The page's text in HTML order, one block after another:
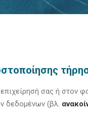
σας ή στον
δεδομένων (βλ.